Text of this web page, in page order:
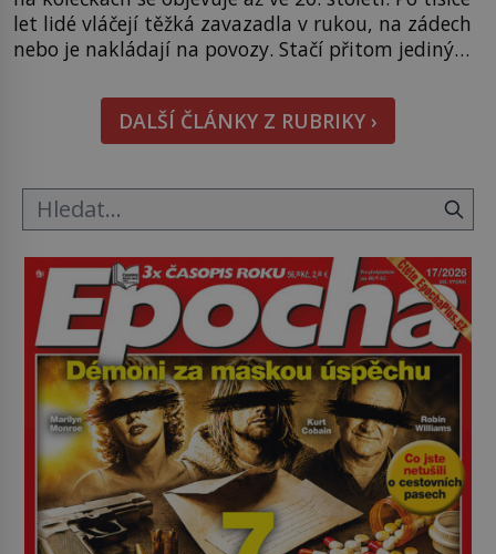
let lidé vláčejí těžká zavazadla v rukou, na zádech
nebo je nakládají na povozy. Stačí přitom jediný
nikdo dlouho nedostane. Až jednou se na letišti
ozve věta, která změní […]
DALŠÍ ČLÁNKY Z RUBRIKY ›